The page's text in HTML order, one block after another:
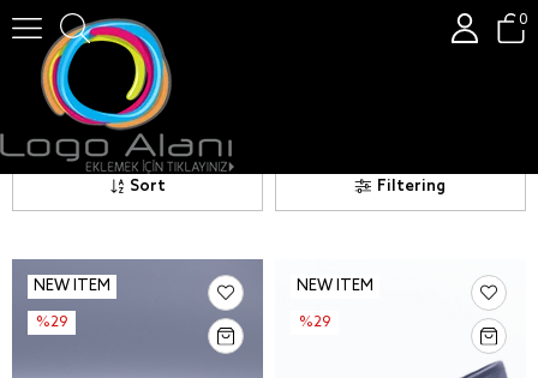
0
Kadın Günlük Ayakkabı
Kadın Günlük Ayakkabı
Filtering
Sort
NEW ITEM
%29
NEW ITEM
%29